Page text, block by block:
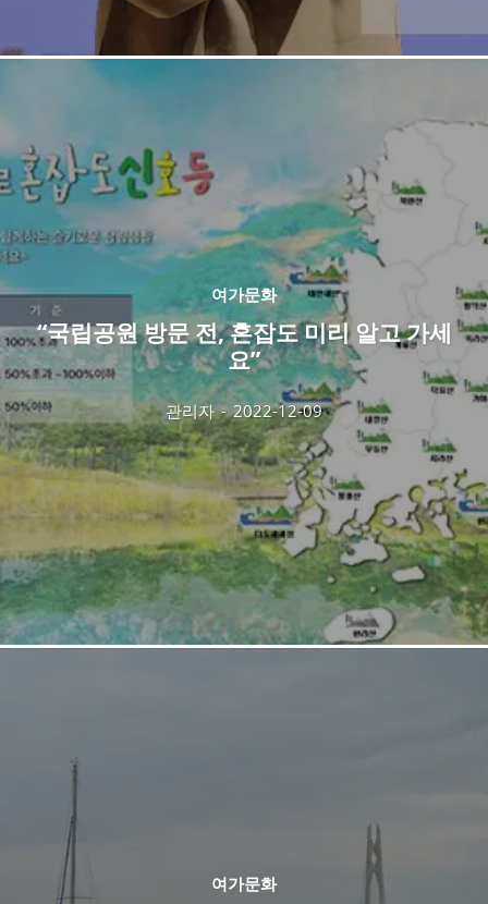
여가문화
“국립공원 방문 전, 혼잡도 미리 알고 가세
요”
관리자 - 2022-12-09
여가문화